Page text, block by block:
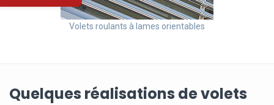
Volets roulants à lames orientables
Quelques réalisations de volets